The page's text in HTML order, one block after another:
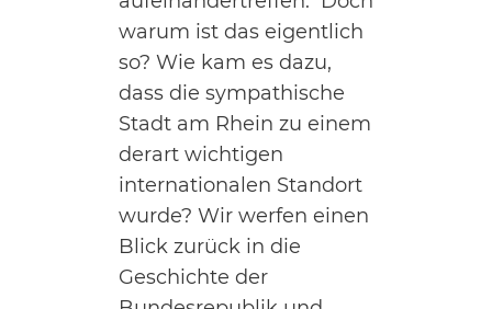
warum ist das eigentlich
so? Wie kam es dazu,
dass die sympathische
Stadt am Rhein zu einem
derart wichtigen
internationalen Standort
wurde? Wir werfen einen
Blick zurück in die
Geschichte der